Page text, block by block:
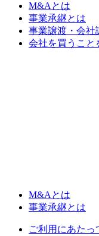
M&Aとは
事業承継とは
事業譲渡・会社
会社を買うこと
M&Aとは
事業承継とは
ご利用にあた